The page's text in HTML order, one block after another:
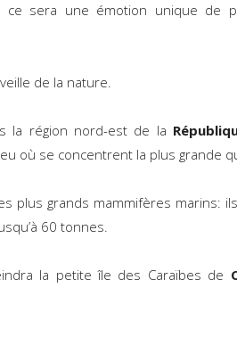
ce sera une émotion unique de
de la nature.
la région nord-est de la
où se concentrent la plus grande
plus grands mammifères marins:
60 tonnes.
la petite île des Caraïbes de